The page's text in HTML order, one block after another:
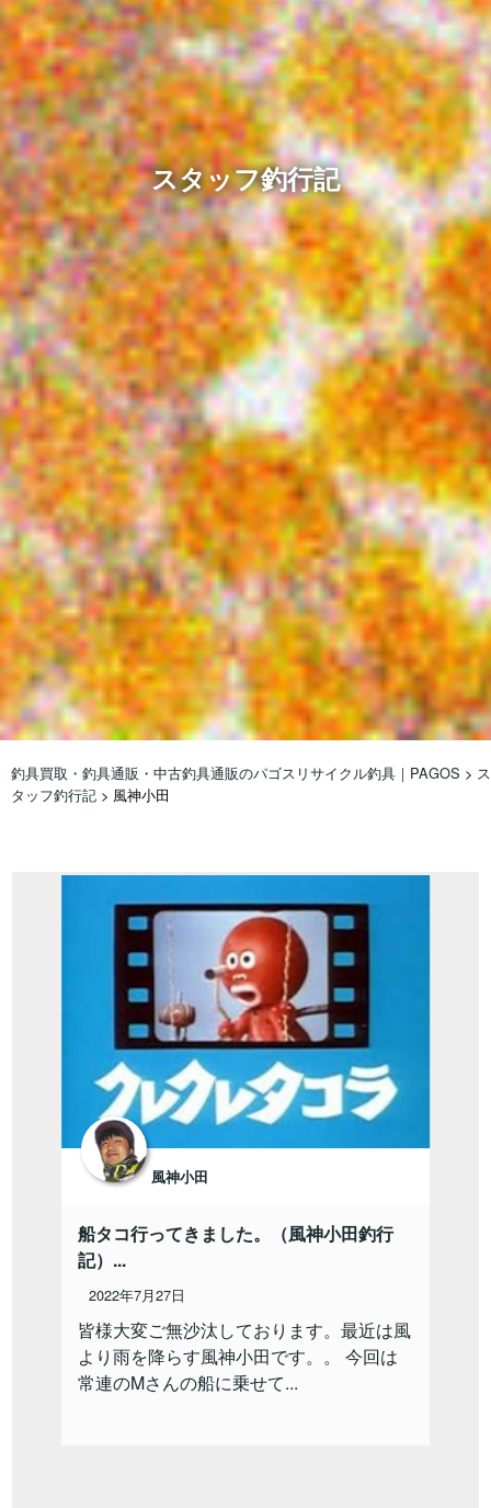
スタッフ釣行記
釣具買取・釣具通販・中古釣具通販のパゴスリサイクル釣具｜PAGOS > ス
タッフ釣行記 > 風神小田
風神小田
船タコ行ってきました。（風神小田釣行
記）...
2022年7月27日
皆様大変ご無沙汰しております。最近は風
より雨を降らす風神小田です。。 今回は
常連のMさんの船に乗せて...